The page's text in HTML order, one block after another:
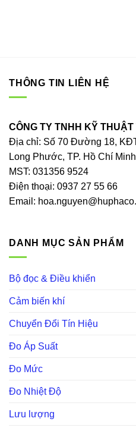
THÔNG TIN LIÊN HỆ
CÔNG TY TNHH KỸ
Địa chỉ: Số 70 Đường 18,
Long Phước, TP. Hồ Chí
MST: 031356 9524
Điện thoại: 0937 27 55 66
Email:
DANH MỤC SẢN PHẨM
Bộ đọc & Điều khiển
Cảm biến khí
Chuyển Đổi Tín Hiệu
Đo Áp Suất
Đo Mức
Đo Nhiệt Độ
Lưu lượng